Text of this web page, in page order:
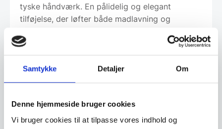
Samtykke Detaljer Om
Denne hjemmeside bruger cookies
Vi bruger cookies til at tilpasse vores indhold og
tyske håndværk. En pålidelig og elegant
tilføjelse, der løfter både madlavning og
Om koncernen & god kvalitet
Har du spørgsmål til varen? Klik her